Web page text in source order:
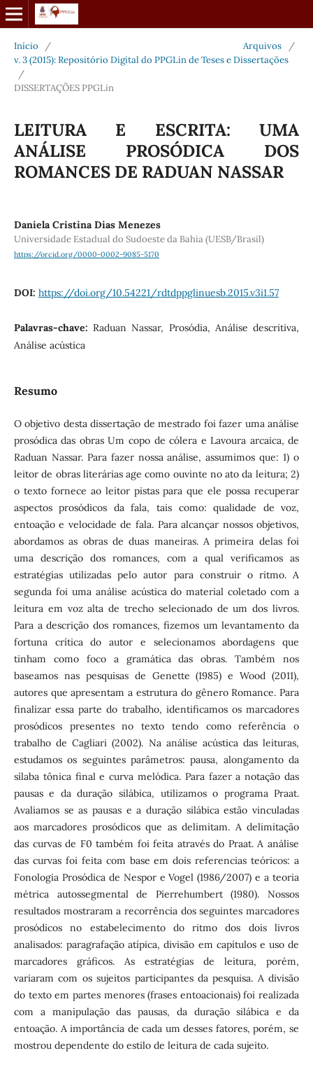
Início / Arquivos
/
v. 3 (2015): Repositório Digital do PPGLin de Teses e Dissertações
/
DISSERTAÇÕES PPGLin
LEITURA E ESCRITA: UMA
ANÁLISE PROSÓDICA DOS
ROMANCES DE RADUAN NASSAR
Daniela Cristina Dias Menezes
Universidade Estadual do Sudoeste da Bahia (UESB/Brasil)
https://orcid.org/0000-0002-9085-5170
DOI: https://doi.org/10.54221/rdtdppglinuesb.2015.v3i1.57
Palavras-chave:Raduan Nassar, Prosódia, Análise descritiva,
Análise acústica
Resumo
O objetivo desta dissertação de mestrado foi fazer uma análise
prosódica das obras Um copo de cólera e Lavoura arcaica, de
Raduan Nassar. Para fazer nossa análise, assumimos que: 1) o
leitor de obras literárias age como ouvinte no ato da leitura; 2)
o texto fornece ao leitor pistas para que ele possa recuperar
aspectos prosódicos da fala, tais como: qualidade de voz,
entoação e velocidade de fala. Para alcançar nossos objetivos,
abordamos as obras de duas maneiras. A primeira delas foi
uma descrição dos romances, com a qual verificamos as
estratégias utilizadas pelo autor para construir o ritmo. A
segunda foi uma análise acústica do material coletado com a
leitura em voz alta de trecho selecionado de um dos livros.
Para a descrição dos romances, fizemos um levantamento da
fortuna crítica do autor e selecionamos abordagens que
tinham como foco a gramática das obras. Também nos
baseamos nas pesquisas de Genette (1985) e Wood (2011),
autores que apresentam a estrutura do gênero Romance. Para
finalizar essa parte do trabalho, identificamos os marcadores
prosódicos presentes no texto tendo como referência o
trabalho de Cagliari (2002). Na análise acústica das leituras,
estudamos os seguintes parâmetros: pausa, alongamento da
sílaba tônica final e curva melódica. Para fazer a notação das
pausas e da duração silábica, utilizamos o programa Praat.
Avaliamos se as pausas e a duração silábica estão vinculadas
aos marcadores prosódicos que as delimitam. A delimitação
das curvas de F0 também foi feita através do Praat. A análise
das curvas foi feita com base em dois referencias teóricos: a
Fonologia Prosódica de Nespor e Vogel (1986/2007) e a teoria
métrica autossegmental de Pierrehumbert (1980). Nossos
resultados mostraram a recorrência dos seguintes marcadores
prosódicos no estabelecimento do ritmo dos dois livros
analisados: paragrafação atípica, divisão em capítulos e uso de
marcadores gráficos. As estratégias de leitura, porém,
variaram com os sujeitos participantes da pesquisa. A divisão
do texto em partes menores (frases entoacionais) foi realizada
com a manipulação das pausas, da duração silábica e da
entoação. A importância de cada um desses fatores, porém, se
mostrou dependente do estilo de leitura de cada sujeito.